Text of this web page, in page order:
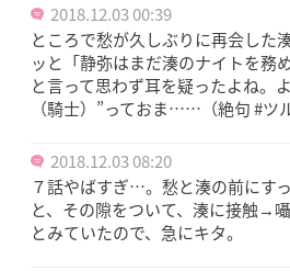
2018.12.03 00:39
ところで愁が久しぶりに再会した
ッと「静弥はまだ湊のナイトを務
と言って思わず耳を疑ったよね。
（騎士）”っておま……（絶句 #ツ
2018.12.03 08:20
７話やばすぎ…。愁と湊の前にす
と、その隙をついて、湊に接触→
とみていたので、急にキタ。